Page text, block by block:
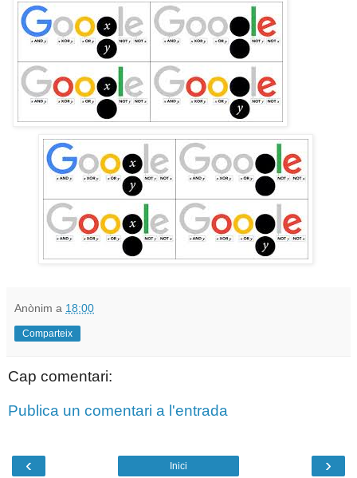
Anònim a 18:00
Comparteix
Cap comentari:
Publica un comentari a l'entrada
‹ ›
Inici